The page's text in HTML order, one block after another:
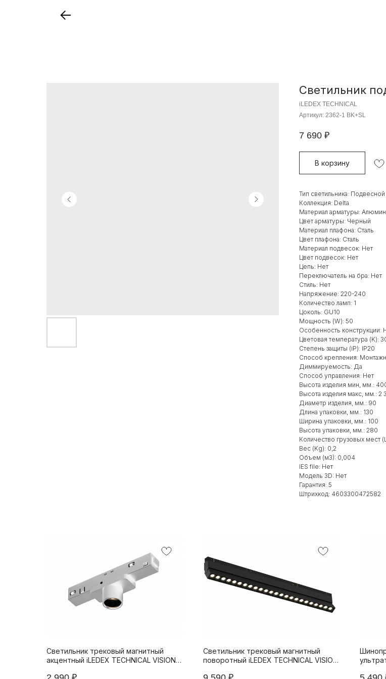
Светильник
iLEDEX TECHNICAL
Артикул: 2362-1 BK+SL
7 690 ₽
В корзину
Тип светильника: Подвесной
Коллекция: Delta
Материал арматуры:
Цвет арматуры: Черный
Материал плафона: Сталь
Цвет плафона: Сталь
Материал подвесок: Нет
Цвет подвесок: Нет
Цепь: Нет
Переключатель на бра: Нет
Стиль: Нет
Напряжение: 220-240
Количество ламп: 1
Цоколь: GU10
Мощность (W): 50
Особенность конструкции:
Цветовая температура (K):
Степень защиты (iP): IP20
Способ крепления:
Диммируемость: Да
Способ управления: Нет
Высота изделия мин, мм.:
Высота изделия макс, мм.: 2
Диаметр изделия, мм.: 90
Длина упаковки, мм.: 130
Ширина упаковки, мм.: 100
Высота упаковки, мм.: 280
Количество грузовых мест
Вес (Kg): 0,2
Объем (м3): 0,004
IES file: Нет
Модель 3D: Нет
Гарантия: 5
Штрихкод: 4603300472582
Светильник трековый магнитный
акцентный iLEDEX TECHNICAL VISION
Светильник трековый магнитный
поворотный iLEDEX TECHNICAL VISION